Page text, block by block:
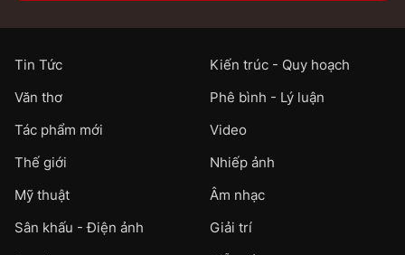
Tin Tức
Kiến trúc - Quy hoạch
Văn thơ
Phê bình - Lý luận
Tác phẩm mới
Video
Thế giới
Nhiếp ảnh
Mỹ thuật
Âm nhạc
Sân khấu - Điện ảnh
Giải trí